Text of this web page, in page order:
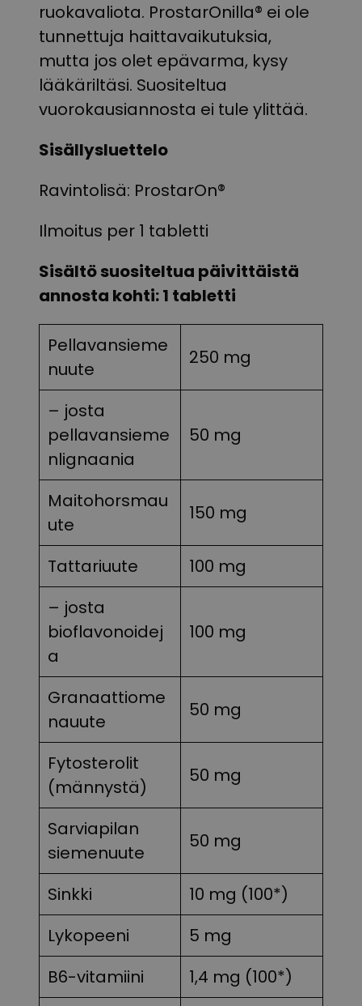
ruokavaliota. ProstarOnilla® ei ole
tunnettuja haittavaikutuksia,
mutta jos olet epävarma, kysy
lääkäriltäsi. Suositeltua
vuorokausiannosta ei tule ylittää.
Sisällysluettelo
Ravintolisä: ProstarOn®
Ilmoitus per 1 tabletti
Sisältö suositeltua päivittäistä
annosta kohti: 1 tabletti
Pellavansieme
nuute
250 mg
– josta
pellavansieme
nlignaania
50 mg
Maitohorsmau
ute
150 mg
Tattariuute
100 mg
– josta
bioflavonoidej
a
100 mg
Granaattiome
nauute
50 mg
Fytosterolit
(männystä)
50 mg
Sarviapilan
siemenuute
50 mg
Sinkki
10 mg (100*)
Lykopeeni
5 mg
B6-vitamiini
1,4 mg (100*)